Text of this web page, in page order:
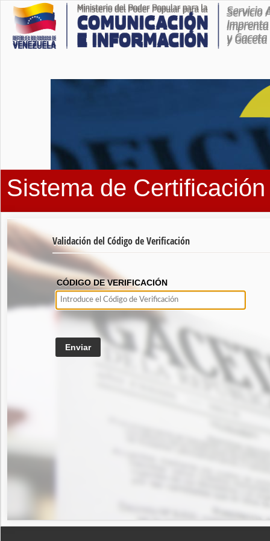
Sistema de
Validación del Código de Verificación
CÓDIGO DE VERIFICACIÓN
Enviar